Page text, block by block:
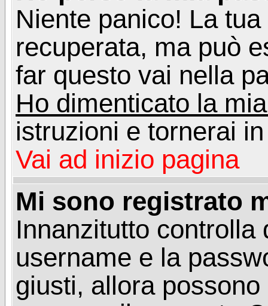
Niente panico! La
recuperata, ma può
far questo vai nella
Ho dimenticato la
istruzioni e tornerai
Vai ad inizio pagina
Mi sono registrato
Innanzitutto controlla
username e la
giusti, allora